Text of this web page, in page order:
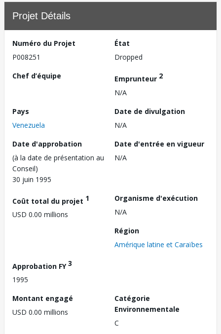
Projet Détails
Numéro du Projet
P008251
État
Dropped
Chef d’équipe
Emprunteur 2
N/A
Pays
Venezuela
Date de divulgation
N/A
Date d'approbation
(à la date de présentation au
Conseil)
30 juin 1995
Date d'entrée en vigueur
N/A
Coût total du projet 1
USD 0.00 millions
Organisme d'exécution
N/A
Région
Amérique latine et Caraïbes
Approbation FY3
1995
Montant engagé
USD 0.00 millions
Catégorie
Environnementale
C